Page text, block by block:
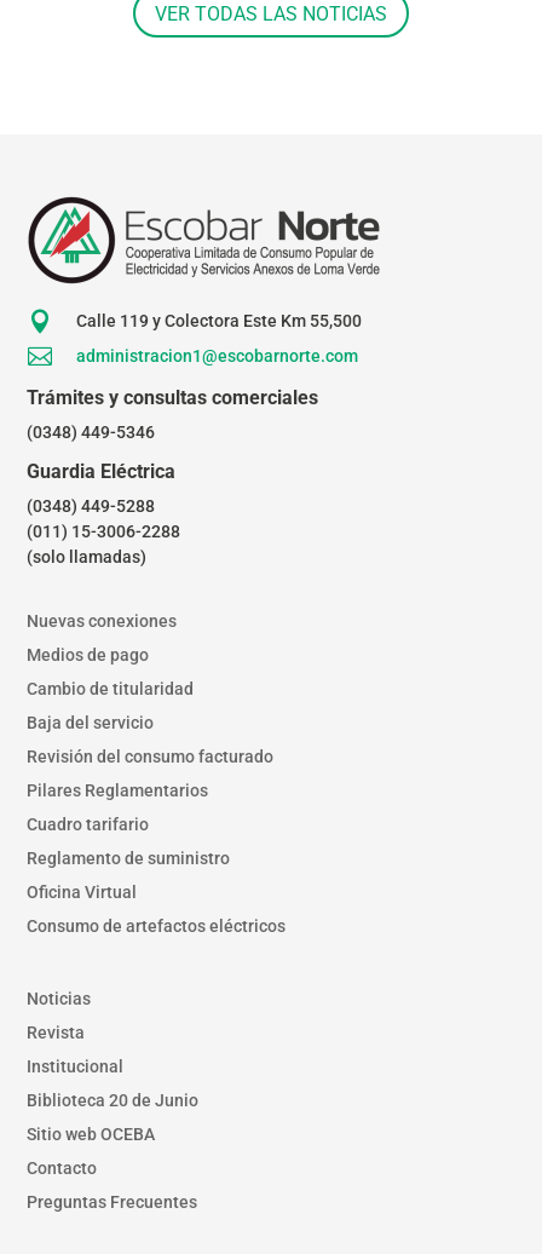
VER TODAS LAS NOTICIAS
 Calle 119 y Colectora Este Km 55,500
 administracion1@escobarnorte.com
Trámites y consultas comerciales
(0348) 449-5346
Guardia Eléctrica
(0348) 449-5288
(011) 15-3006-2288
(solo llamadas)
Nuevas conexiones
Medios de pago
Cambio de titularidad
Baja del servicio
Revisión del consumo facturado
Pilares Reglamentarios
Cuadro tarifario
Reglamento de suministro
Oficina Virtual
Consumo de artefactos eléctricos
Noticias
Revista
Institucional
Biblioteca 20 de Junio
Sitio web OCEBA
Contacto
Preguntas Frecuentes